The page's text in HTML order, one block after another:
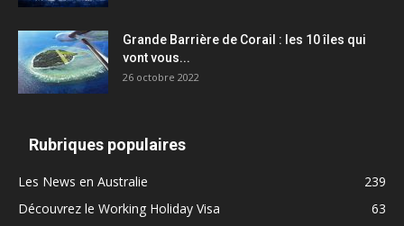
Grande Barrière de Corail : les 10 îles qui
vont vous...
26 octobre 2022
Rubriques populaires
Les News en Australie
239
Découvrez le Working Holiday Visa
63